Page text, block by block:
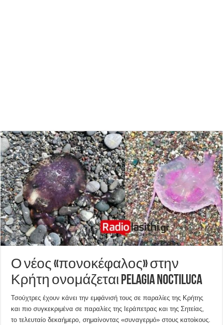
Ο νέος «πονοκέφαλος» στην
Κρήτη ονομάζεται Pelagia noctiluca
Τσούχτρες έχουν κάνει την εμφάνισή τους σε παραλίες της Κρήτης
και πιο συγκεκριμένα σε παραλίες της Ιεράπετρας και της Σητείας,
το τελευταίο δεκαήμερο, σημαίνοντας «συναγερμό» στους κατοίκους.